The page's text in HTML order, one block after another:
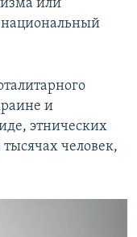
или
национальный
и
этнических
человек,